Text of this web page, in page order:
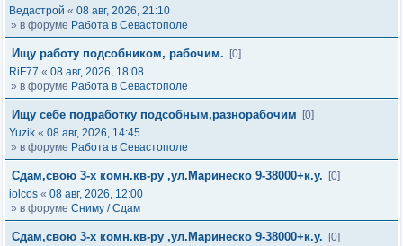
Ведастрой « 08 авг, 2026, 21:10
» в форуме Работа в Севастополе
Ищу работу подсобником, рабочим.
[0]
RiF77 « 08 авг, 2026, 18:08
» в форуме Работа в Севастополе
Ищу себе подработку подсобным,разнорабочим
[0]
Yuzik « 08 авг, 2026, 14:45
» в форуме Работа в Севастополе
Сдам,свою 3-х комн.кв-ру ,ул.Маринеско 9-38000+к.у.
[0]
iolcos « 08 авг, 2026, 12:00
» в форуме Сниму / Сдам
Сдам,свою 3-х комн.кв-ру ,ул.Маринеско 9-38000+к.у.
[0]